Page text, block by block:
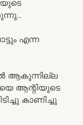
എന്ന
ആകുന്നില്ല
ആന്റിയുടെ
കാണിച്ചു